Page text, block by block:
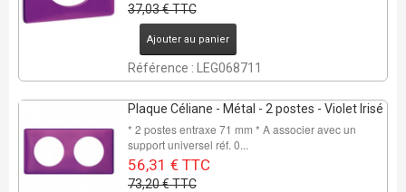
37,03 € TTC
Ajouter au panier
Référence : LEG068711
Plaque Céliane - Métal - 2 postes - Violet Irisé
* 2 postes entraxe 71 mm * A associer avec un
support universel réf. 0...
56,31 € TTC
73,20 € TTC